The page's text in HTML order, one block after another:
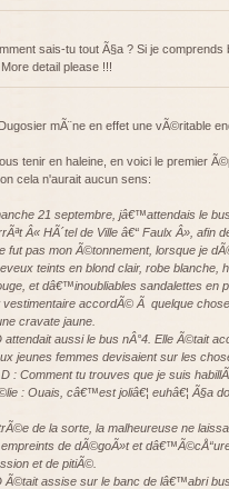
sais-tu tout Ã§a ? Si je
detail please !!!
mÃ¨ne en effet une vÃ©ritable
tenir en haleine, en voici le premier
cela n'aurait aucun sens:
21 septembre, jâ€™attendais le
Â« HÃ´tel de Ville â€“ Faulx Â», afin
fut pas mon Ã©tonnement, lorsque je
teints en blond clair, robe
et dâ€™inoubliables sandalettes en
vestimentaire accordÃ© Ã quelque
cravate jaune.
attendait aussi le bus nÂ°4. Elle Ã©tait
jeunes femmes devisaient sur les
: Comment tu trouves que je suis
: Ouais, câ€™est joliâ€¦ euhâ€¦ Ã§a
de la sorte, la malheureuse ne
de dÃ©goÃ»t et
et de pitiÃ©.
Ã©tait assise sur le banc de lâ€™abri